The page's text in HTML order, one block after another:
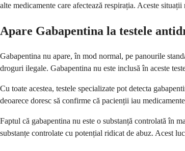
alte medicamente care afectează respirația. Aceste
Apare Gabapentina la testele
Gabapentina nu apare, în mod normal, pe panourile
droguri ilegale. Gabapentina nu este inclusă în aceste
Cu toate acestea, testele specializate pot detecta
deoarece doresc să confirme că pacienții iau
Faptul că gabapentina nu este o substanță controlată în
substanțe controlate cu potențial ridicat de abuz. Acest